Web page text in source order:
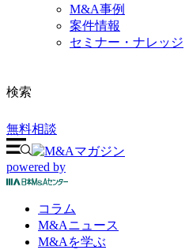
M&A事例
案件情報
セミナー・ナレッジ
検索
無料相談
powered by
コラム
M&Aニュース
M&Aを学ぶ